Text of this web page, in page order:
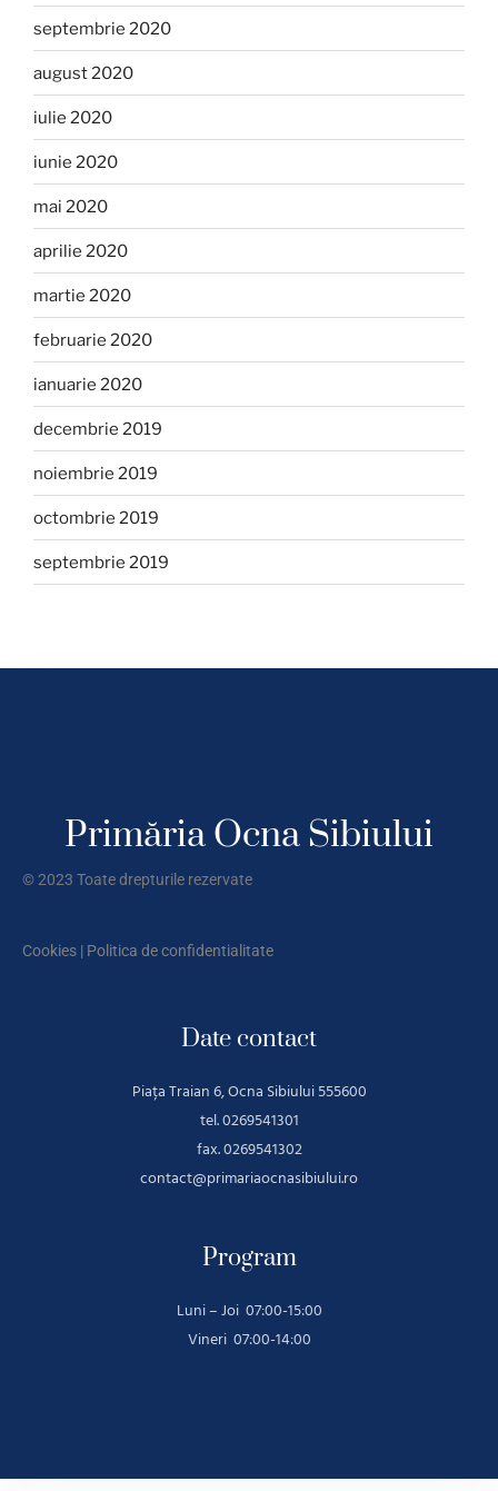
septembrie 2020
august 2020
iulie 2020
iunie 2020
mai 2020
aprilie 2020
martie 2020
februarie 2020
ianuarie 2020
decembrie 2019
noiembrie 2019
octombrie 2019
septembrie 2019
Primăria Ocna Sibiului
© 2023 Toate drepturile rezervate
Cookies | Politica de confidentialitate
Date contact
Piața Traian 6, Ocna Sibiului 555600
tel. 0269541301
fax. 0269541302
contact@primariaocnasibiului.ro
Program
Luni – Joi 07:00-15:00
Vineri 07:00-14:00